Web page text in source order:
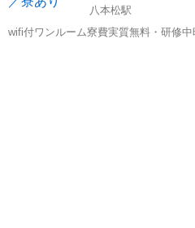
八本松駅
wifi付ワンルーム寮費実質無料・研修